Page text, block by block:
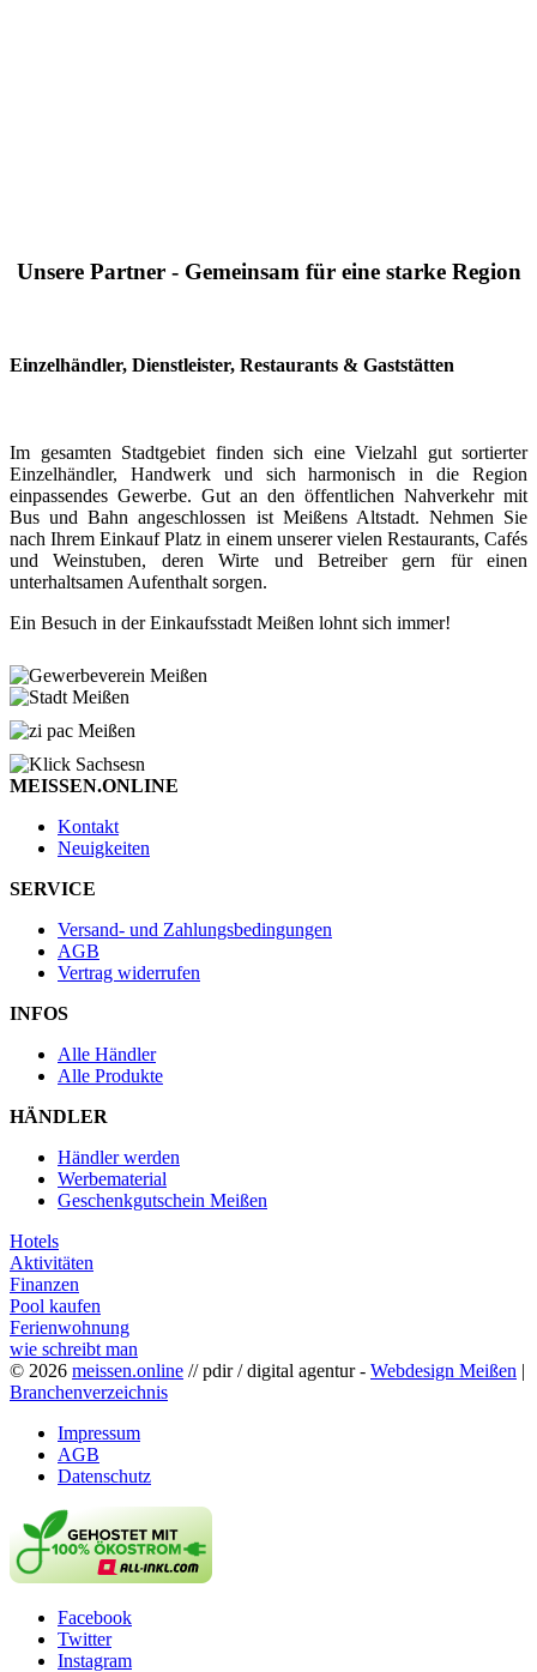
Unsere Partner - Gemeinsam für eine starke Region
Einzelhändler, Dienstleister, Restaurants & Gaststätten
Im gesamten Stadtgebiet finden sich eine Vielzahl gut sortierter
Einzelhändler, Handwerk und sich harmonisch in die Region
einpassendes Gewerbe. Gut an den öffentlichen Nahverkehr mit
Bus und Bahn angeschlossen ist Meißens Altstadt. Nehmen Sie
nach Ihrem Einkauf Platz in einem unserer vielen Restaurants, Cafés
und Weinstuben, deren Wirte und Betreiber gern für einen
unterhaltsamen Aufenthalt sorgen.
Ein Besuch in der Einkaufsstadt Meißen lohnt sich immer!
MEISSEN.ONLINE
Kontakt
Neuigkeiten
SERVICE
Versand- und Zahlungsbedingungen
AGB
Vertrag widerrufen
INFOS
Alle Händler
Alle Produkte
HÄNDLER
Händler werden
Werbematerial
Geschenkgutschein Meißen
Hotels
Aktivitäten
Finanzen
Pool kaufen
Ferienwohnung
wie schreibt man
© 2026 meissen.online // pdir / digital agentur - Webdesign Meißen |
Branchenverzeichnis
Impressum
AGB
Datenschutz
Facebook
Twitter
Instagram